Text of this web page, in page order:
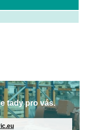
tady pro vás.